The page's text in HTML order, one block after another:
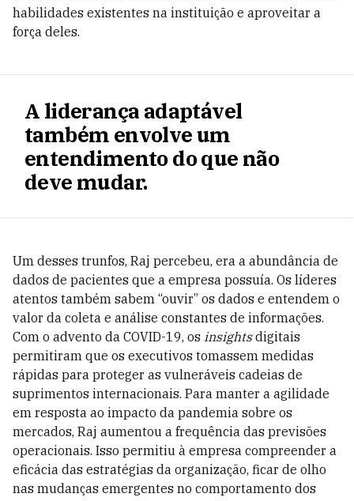
habilidades existentes na instituição e aproveitar a
força deles.
A liderança adaptável
também envolve um
entendimento do que não
deve mudar.
Um desses trunfos, Raj percebeu, era a abundância de
dados de pacientes que a empresa possuía. Os líderes
atentos também sabem “ouvir” os dados e entendem o
valor da coleta e análise constantes de informações.
Com o advento da COVID-19, os insightsdigitais
permitiram que os executivos tomassem medidas
rápidas para proteger as vulneráveis cadeias de
suprimentos internacionais. Para manter a agilidade
em resposta ao impacto da pandemia sobre os
mercados, Raj aumentou a frequência das previsões
operacionais. Isso permitiu à empresa compreender a
eficácia das estratégias da organização, ficar de olho
nas mudanças emergentes no comportamento dos